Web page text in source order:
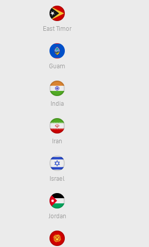
East Timor
Guam
India
Iran
Israel
Jordan